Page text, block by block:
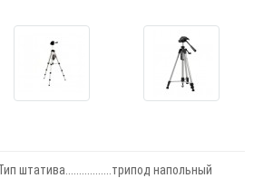
штатива.................трипод напольный